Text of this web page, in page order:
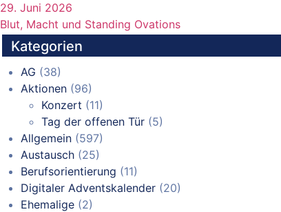
29. Juni 2026
Blut, Macht und Standing Ovations
Kategorien
AG (38)
Aktionen (96)
Konzert (11)
Tag der offenen Tür (5)
Allgemein (597)
Austausch (25)
Berufsorientierung (11)
Digitaler Adventskalender (20)
Ehemalige (2)